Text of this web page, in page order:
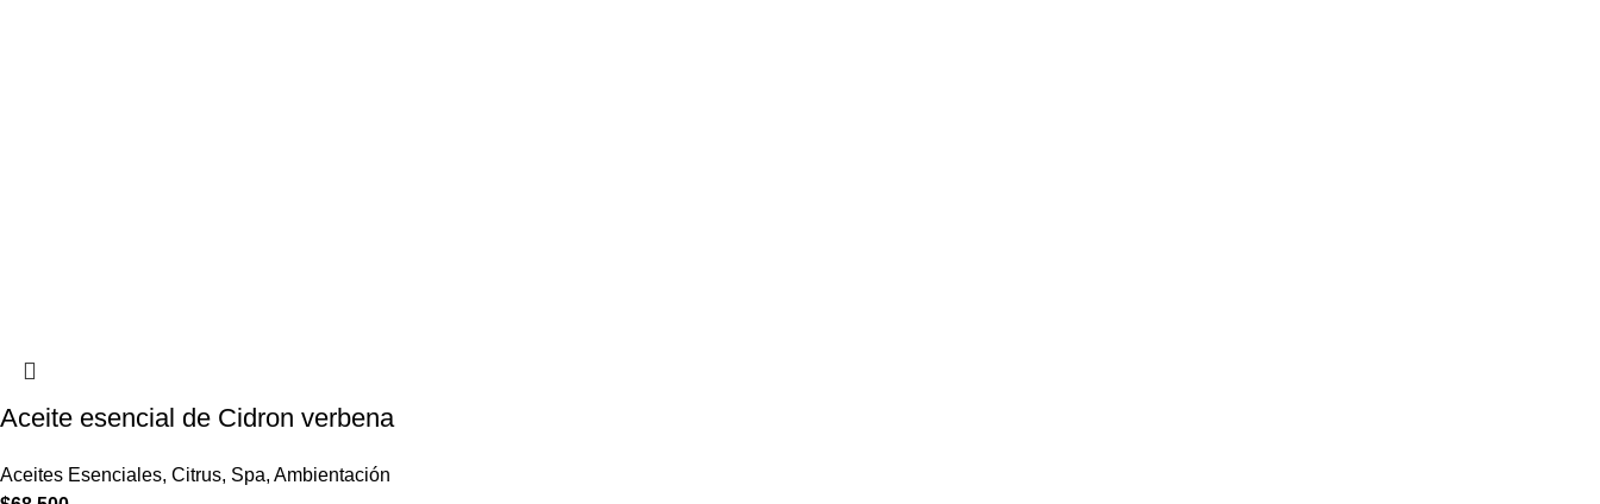
Aceite esencial de Cidron verbena
Aceites Esenciales, Citrus, Spa, Ambientación